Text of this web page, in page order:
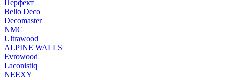
Перфект
Bello Deco
Decomaster
NMС
Ultrawood
ALPINE WALLS
Evrowood
Laconistiq
NEEXY